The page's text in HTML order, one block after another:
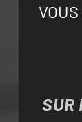
SUR